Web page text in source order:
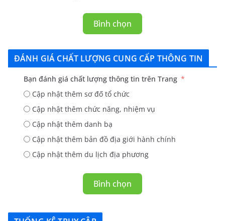
Bình chọn
ĐÁNH GIÁ CHẤT LƯỢNG CUNG CẤP THÔNG TIN
Bạn đánh giá chất lượng thông tin trên Trang
Cập nhật thêm sơ đố tổ chức
Cập nhật thêm chức năng, nhiệm vụ
Cập nhật thêm danh bạ
Cập nhật thêm bản đồ địa giới hành chính
Cập nhật thêm du lịch địa phương
Bình chọn